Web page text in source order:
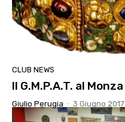
CLUB NEWS
Il G.M.P.A.T. al
Giulio Perugia - 3 Giugno 2017